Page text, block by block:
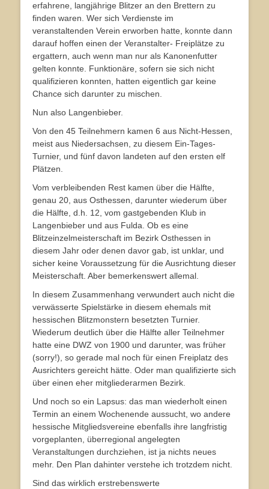
erfahrene, langjährige Blitzer an den Brettern zu
finden waren. Wer sich Verdienste im
veranstaltenden Verein erworben hatte, konnte dann
darauf hoffen einen der Veranstalter- Freiplätze zu
ergattern, auch wenn man nur als Kanonenfutter
gelten konnte. Funktionäre, sofern sie sich nicht
qualifizieren konnten, hatten eigentlich gar keine
Chance sich darunter zu mischen.
Nun also Langenbieber.
Von den 45 Teilnehmern kamen 6 aus Nicht-Hessen,
meist aus Niedersachsen, zu diesem Ein-Tages-
Turnier, und fünf davon landeten auf den ersten elf
Plätzen.
Vom verbleibenden Rest kamen über die Hälfte,
genau 20, aus Osthessen, darunter wiederum über
die Hälfte, d.h. 12, vom gastgebenden Klub in
Langenbieber und aus Fulda. Ob es eine
Blitzeinzelmeisterschaft im Bezirk Osthessen in
diesem Jahr oder denen davor gab, ist unklar, und
sicher keine Voraussetzung für die Ausrichtung dieser
Meisterschaft. Aber bemerkenswert allemal.
In diesem Zusammenhang verwundert auch nicht die
verwässerte Spielstärke in diesem ehemals mit
hessischen Blitzmonstern besetzten Turnier.
Wiederum deutlich über die Hälfte aller Teilnehmer
hatte eine DWZ von 1900 und darunter, was früher
(sorry!), so gerade mal noch für einen Freiplatz des
Ausrichters gereicht hätte. Oder man qualifizierte sich
über einen eher mitgliederarmen Bezirk.
Und noch so ein Lapsus: das man wiederholt einen
Termin an einem Wochenende aussucht, wo andere
hessische Mitgliedsvereine ebenfalls ihre langfristig
vorgeplanten, überregional angelegten
Veranstaltungen durchziehen, ist ja nichts neues
mehr. Den Plan dahinter verstehe ich trotzdem nicht.
Sind das wirklich erstrebenswerte